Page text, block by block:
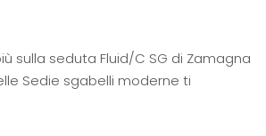
sulla seduta Fluid/C SG di Zamagna
Sedie sgabelli moderne ti